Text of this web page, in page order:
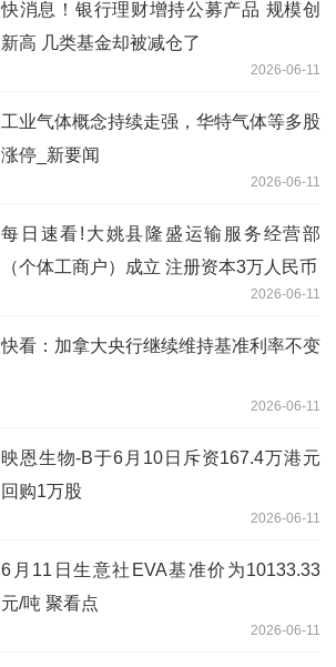
快消息！银行理财增持公募产品 规模创
新高 几类基金却被减仓了
2026-06-11
工业气体概念持续走强，华特气体等多股
涨停_新要闻
2026-06-11
每日速看!大姚县隆盛运输服务经营部
（个体工商户）成立 注册资本3万人民币
2026-06-11
快看：加拿大央行继续维持基准利率不变
2026-06-11
映恩生物-B于6月10日斥资167.4万港元
回购1万股
2026-06-11
6月11日生意社EVA基准价为10133.33
元/吨 聚看点
2026-06-11